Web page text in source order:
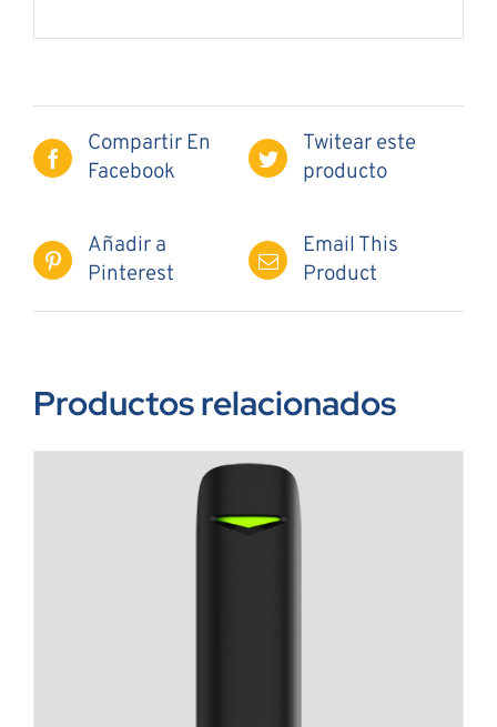
Compartir En
Facebook
Twitear este
producto
Añadir a
Pinterest
Email This
Product
Productos relacionados